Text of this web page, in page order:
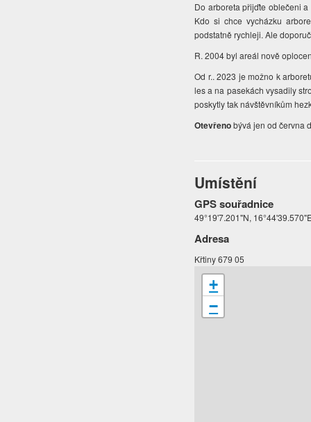
Do arboreta přijďte oblečeni
Kdo si chce vycházku
podstatně rychleji. Ale
R. 2004 byl areál nově
Od r.. 2023 je možno k
les a na pasekách vysadily
poskytly tak návštěvníkům
Otevřenobývá jen od června
Umístění
GPS souřadnice
49°19'7.201"N,
Adresa
Křtiny 679 05
+
−